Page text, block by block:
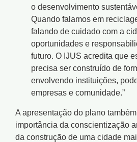
o desenvolvimento
Quando falamos em
falando de cuidado com a
oportunidades e
futuro. O IJUS acredita que
precisa ser construído de
envolvendo instituições,
empresas e comunidade.”
A apresentação do plano
importância da conscientização
da construção de uma cidade